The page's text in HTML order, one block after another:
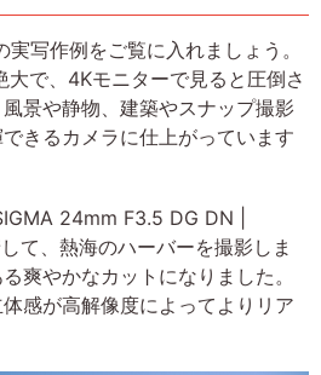
写作例をご覧に入れましょう。
で、4Kモニターで見ると圧倒さ
景や静物、建築やスナップ撮影
きるカメラに仕上がっています
24mm F3.5 DG DN |
て、熱海のハーバーを撮影しま
爽やかなカットになりました。
感が高解像度によってよりリア